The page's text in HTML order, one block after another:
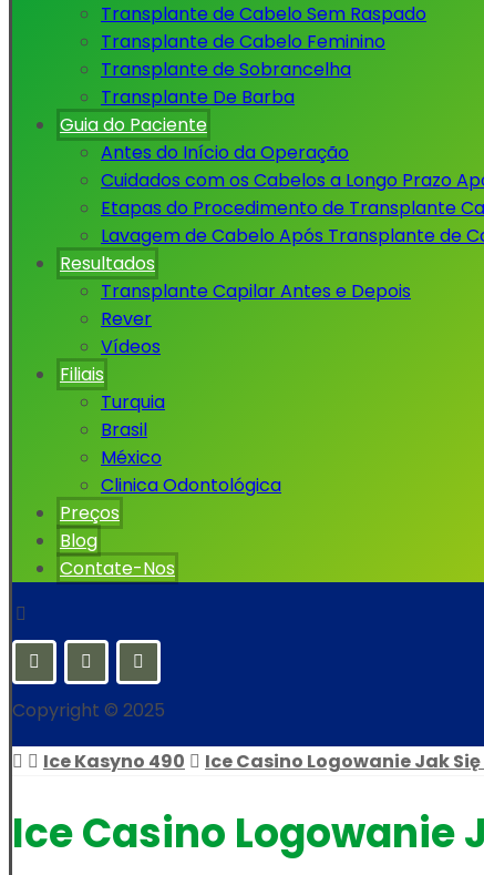
Transplante de Cabelo Sem Raspado
Transplante de Cabelo Feminino
Transplante de Sobrancelha
Transplante De Barba
Guia do Paciente
Antes do Início da Operação
Cuidados com os Cabelos a Longo Prazo
Etapas do Procedimento de Transplante
Lavagem de Cabelo Após Transplante de
Resultados
Transplante Capilar Antes e Depois
Rever
Vídeos
Filiais
Turquia
Brasil
México
Clinica Odontológica
Preços
Blog
Contate-Nos
Copyright © 2025
Ice Kasyno 490
Ice Casino Logowanie Jak
Ice Casino Logowanie